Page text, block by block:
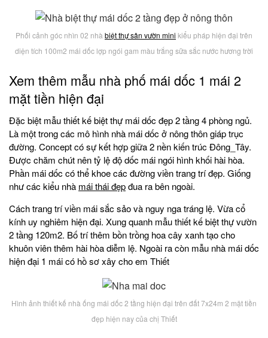
Phối cảnh góc nhìn 02 nhà biệt thự sân vườn mini kiểu pháp hiện đại trên
diện tích 100m2 mái dốc lợp ngói gam màu trắng sữa sắc nước hương trời
Xem thêm mẫu nhà phố mái dốc 1 mái 2
mặt tiền hiện đại
Đặc biệt mẫu thiết kế biệt thự mái dốc đẹp 2 tầng 4 phòng ngủ.
Là một trong các mô hình nhà mái dốc ở nông thôn giáp trục
đường. Concept có sự kết hợp giữa 2 nền kiến trúc Đông_Tây.
Được chăm chút nên tỷ lệ độ dốc mái ngói hình khối hài hòa.
Phần mái dốc có thể khoe các đường viền trang trí đẹp. Giống
như các kiểu nhà mái thái đẹpđua ra bên ngoài.
Cách trang trí viền mái sắc sảo và nguy nga tráng lệ. Vừa cổ
kính uy nghiêm hiện đại. Xung quanh mẫu thiết kế biệt thự vườn
2 tầng 120m2. Bố trí thêm bồn trồng hoa cây xanh tạo cho
khuôn viên thêm hài hòa diễm lệ. Ngoài ra còn mẫu nhà mái dốc
hiện đại 1 mái có hồ sơ xây cho em Thiết
Hình ảnh thiết kế nhà ống mái dốc 2 tầng hiện đại trên đất 7x24m 2 mặt tiền
đẹp hiện nay của chị Thiết